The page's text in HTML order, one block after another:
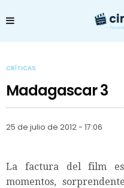
CRÍTICAS
Madagascar 3
25 de julio de 2012 - 17:06
La factura del film
momentos,